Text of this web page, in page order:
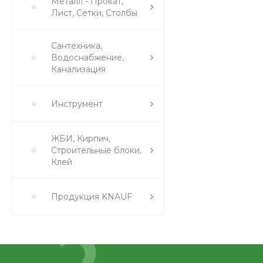
Лист, Сетки, Столбы
Сантехника,
Водоснабжение,
Канализация
Инструмент
ЖБИ, Кирпич,
Строительные блоки,
Клей
Продукция KNAUF